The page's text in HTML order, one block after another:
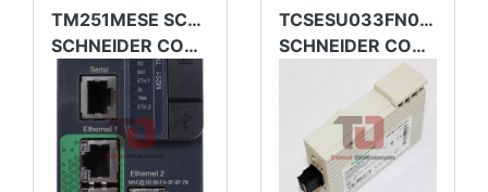
TM251MESE SCHNEIDER
SCHNEIDER COMMUNICATION MODULE
TCSESU033FN0 SCHNEIDER
SCHNEIDER COMMUNICATION MODULE